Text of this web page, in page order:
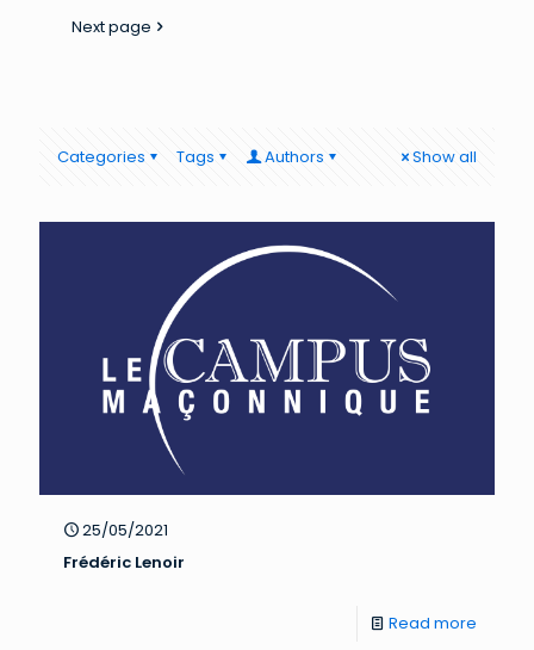
Next page
Categories Tags Authors Show all
25/05/2021
Frédéric Lenoir
Read more